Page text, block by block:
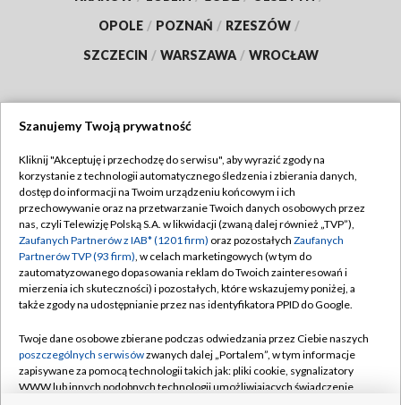
OPOLE / POZNAŃ / RZESZÓW /
SZCZECIN / WARSZAWA / WROCŁAW
TVP
Abonament TVP
Emisja w TVP
Centrum informacji TVP
Naziemna Telewizja Cyfrowa
Rada Programowa
System NOS
Regulamin TVP
Polityka prywatności
Moje zgody
Pomoc
Kontakt
Szanujemy Twoją prywatność
Kliknij "Akceptuję i przechodzę do serwisu", aby wyrazić zgody na
korzystanie z technologii automatycznego śledzenia i zbierania danych,
dostęp do informacji na Twoim urządzeniu końcowym i ich
przechowywanie oraz na przetwarzanie Twoich danych osobowych przez
nas, czyli Telewizję Polską S.A. w likwidacji (zwaną dalej również „TVP”),
Zaufanych Partnerów z IAB* (1201 firm) oraz pozostałych Zaufanych
Partnerów TVP (93 firm), w celach marketingowych (w tym do
zautomatyzowanego dopasowania reklam do Twoich zainteresowań i
mierzenia ich skuteczności) i pozostałych, które wskazujemy poniżej, a
także zgody na udostępnianie przez nas identyfikatora PPID do Google.
Twoje dane osobowe zbierane podczas odwiedzania przez Ciebie naszych
poszczególnych serwisówzwanych dalej „Portalem”, w tym informacje
zapisywane za pomocą technologii takich jak: pliki cookie, sygnalizatory
WWW lub innych podobnych technologii umożliwiających świadczenie